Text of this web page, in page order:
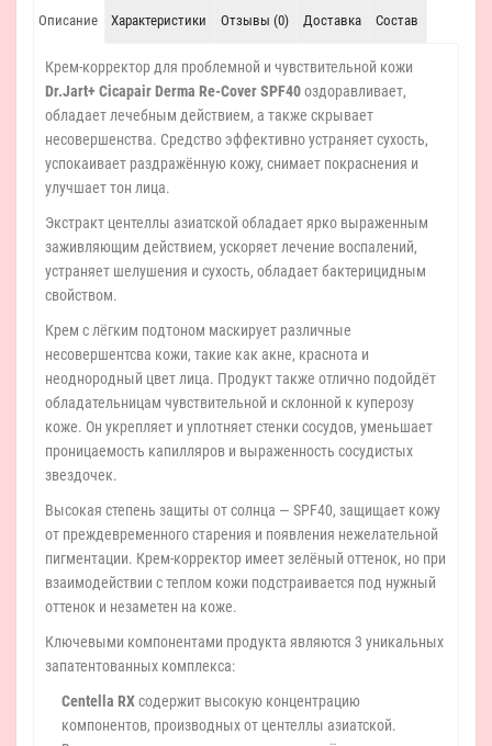
Описание Характеристики Отзывы (0) Доставка Состав
Крем-корректор для проблемной и чувствительной кожи
Dr.Jart+ Cicapair Derma Re-Cover SPF40оздоравливает,
обладает лечебным действием, а также скрывает
несовершенства. Средство эффективно устраняет сухость,
успокаивает раздражённую кожу, снимает покраснения и
улучшает тон лица.
Экстракт центеллы азиатской обладает ярко выраженным
заживляющим действием, ускоряет лечение воспалений,
устраняет шелушения и сухость, обладает бактерицидным
свойством.
Крем с лёгким подтоном маскирует различные
несовершентсва кожи, такие как акне, краснота и
неоднородный цвет лица. Продукт также отлично подойдёт
обладательницам чувствительной и склонной к куперозу
коже. Он укрепляет и уплотняет стенки сосудов, уменьшает
проницаемость капилляров и выраженность сосудистых
звездочек.
Высокая степень защиты от солнца — SPF40, защищает кожу
от преждевременного старения и появления нежелательной
пигментации. Крем-корректор имеет зелёный оттенок, но при
взаимодействии с теплом кожи подстраивается под нужный
оттенок и незаметен на коже.
Ключевыми компонентами продукта являются 3 уникальных
запатентованных комплекса:
Centella RXсодержит высокую концентрацию
компонентов, производных от центеллы азиатской.